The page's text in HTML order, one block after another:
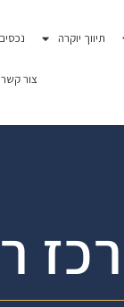
תיווך יוקרה
צור קשר